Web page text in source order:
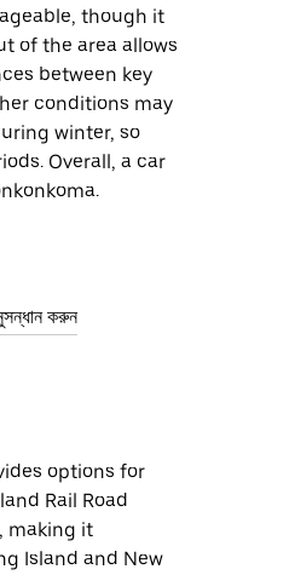
though it
of the area allows
between key
conditions may
winter, so
Overall, a car
করুন
options for
Rail Road
making it
Island and New